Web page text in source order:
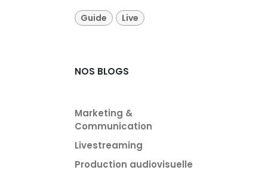
Guide Live
NOS BLOGS
Marketing &
Communication
Livestreaming
Production audiovisuelle